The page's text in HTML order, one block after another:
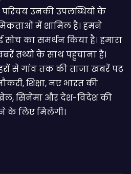
परिचय उनकी उपलब्धियों के
में शामिल है। हमने
का समर्थन किया है। हमारा
तथ्यों के साथ पहुंचाना है।
से गांव तक की ताजा खबरें पढ़
शिक्षा, नए भारत की
सिनेमा और देश-विदेश की
के लिए मिलेंगी।